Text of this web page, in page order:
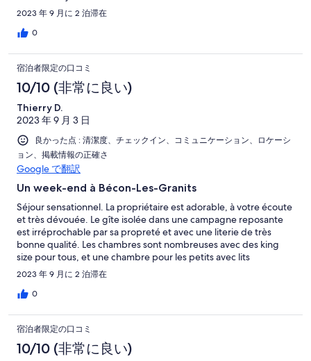
2023 年 9 月に 2 泊滞在
0
宿泊者限定の口コミ
10/10 (非常に良い)
Thierry D.
2023 年 9 月 3 日
良かった点 : 清潔度、チェックイン、コミュニケーション、ロケーシ
ョン、掲載情報の正確さ
Google で翻訳
Un week-end à Bécon-Les-Granits
Séjour sensationnel. La propriétaire est adorable, à votre écoute
et très dévouée. Le gîte isolée dans une campagne reposante
est irréprochable par sa propreté et avec une literie de très
bonne qualité. Les chambres sont nombreuses avec des king
size pour tous, et une chambre pour les petits avec lits
superposés. La cuisine est géniale avec un équipement complet
et la piscine située dans un petit patio a fait la joie des petits .. et
des grands. Et tout à disposition: grandes tables intérieure et
Venez qui que vous soyez et en nombre : aucune déception.
Mille mercis Alix.
2023 年 9 月に 2 泊滞在
0
宿泊者限定の口コミ
10/10 (非常に良い)